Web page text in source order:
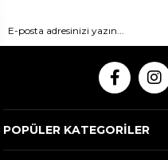
POPÜLER KATEGORİLER